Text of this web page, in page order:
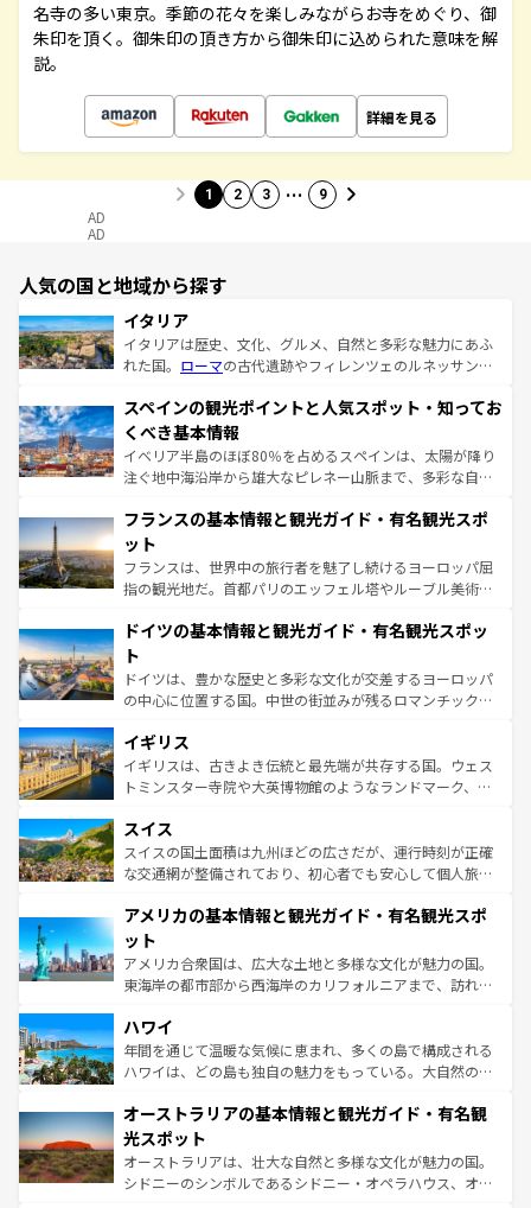
名寺の多い東京。季節の花々を楽しみながらお寺をめぐり、御
朱印を頂く。御朱印の頂き方から御朱印に込められた意味を解
説。
詳細を見る
1 2 3 … 9
AD
AD
人気の国と地域から探す
イタリア
イタリアは歴史、文化、グルメ、自然と多彩な魅力にあふ
れた国。 ローマの古代遺跡やフィレンツェのルネッサンス
ろん、トスカーナの美しい田園風景やアマルフィ海岸の絶
景など、自然景観も見逃せない。観光の合間には、本場の
ピザやパスタなど、絶品のイタリア料理を堪能することも
できる。朝目覚めてから夜眠るまで、すべての瞬間を楽し
なお、新着のイタリア情報はコンテンツ一覧を参照してほ
しい。
スペインの観光ポイントと人気スポット・知ってお
くべき基本情報
イベリア半島のほぼ80％を占めるスペインは、太陽が降り
注ぐ地中海沿岸から雄大なピレネー山脈まで、多彩な自然
文化が根付くこの国では、情熱的なフラメンコ、熱気あふ
れる闘牛、そして美味しいタパスが生活の一部となってい
る。首都マドリードの洗練された雰囲気や、バルセロナの
アートに溢れた街角から、地方では古代ローマ遺跡や中世
せる。地方によって風土や気候が異なるスペインはその個
ンテンツ一覧 を参照してほしい。
フランスの基本情報と観光ガイド・有名観光スポ
ット
フランスは、世界中の旅行者を魅了し続けるヨーロッパ屈
指の観光地だ。首都パリのエッフェル塔やルーブル美術館
で、幅広い魅力が詰まっている。華麗な宮殿、歴史的な大
聖堂、美しいビーチ、そして豊かな自然が、訪れる者を心
から魅了する。また、フランスは美食の国としても知ら
れ、フランス料理はユネスコ無形文化遺産にも登録されて
香り高いラベンダー畑など、多彩な楽しみ方が可能だ。さ
らに、パリ以外の地域にも魅力が溢れており、どの街角に
も豊かな歴史と文化が息づいている。パリ以外の個性あふ
を参照してほしい。
ドイツの基本情報と観光ガイド・有名観光スポッ
ト
ドイツは、豊かな歴史と多彩な文化が交差するヨーロッパ
の中心に位置する国。中世の街並みが残るロマンチック街
顔を持つこの国は、どこを歩いても飽きることがない。ベ
ルリンの文化的活気、バイエルン州のアルプスの絶景、そ
してライン川沿いのワイン畑といった風景は必見。ビール
は、お酒好きな人にはぜひ体験してほしい。 なお、新着の
ドイツ情報はコンテンツ一覧を参照してほしい。
イギリス
イギリスは、古きよき伝統と最先端が共存する国。ウェス
トミンスター寺院や大英博物館のようなランドマーク、歴
リアごとに異なる魅力がある。また、優雅なアフタヌーン
ティー、ビール好きにはたまらない英国パブ、サッカー観
戦など、本場だからこそできる体験も豊富。イギリスを旅
ンツ一覧を参照してほしい。
スイス
スイスの国土面積は九州ほどの広さだが、運行時刻が正確
な交通網が整備されており、初心者でも安心して個人旅行
の建物がそのまま残る町や、スイスならではのユニークな
博物館もあり、アルプス観光だけでなく町歩きも満喫する
ことができる。国民の所得が高いため物価も高いが、旅行
者向けの交通パス提供のサービスもあり、うまく活用すれ
着のスイス情報は
アメリカの基本情報と観光ガイド・有名観光スポ
ット
アメリカ合衆国は、広大な土地と多様な文化が魅力の国。
東海岸の都市部から西海岸のカリフォルニアまで、訪れる
のような巨大都市は、観光、ショッピング、エンターテイ
ンメントが詰まった刺激的なスポットだ。一方、アメリカ
西部には大自然が広がり、グランドキャニオンやイエロー
部のニューオーリンズでは、音楽と美食が融合した独特の
文化が魅力。旅行者はアメリカの各地域で異なる魅力を楽
しみながら、その多様性と豊かな歴史を感じることができ
るだろう。車でのロードトリップや列車の旅も、アメリカ
ハワイ
年間を通じて温暖な気候に恵まれ、多くの島で構成される
ハワイは、どの島も独自の魅力をもっている。大自然の神
ワイ島は見逃せない。また、定番の観光地といえばオアフ
島だが、静かな自然を求めるならマウイ島やカウアイ島が
おすすめ。エメラルドグリーンに輝く海をはじめ、豊かな
文化や歴史が息づいている。「アロハスピリット」と呼ば
オーストラリアの基本情報と観光ガイド・有名観
光スポット
オーストラリアは、壮大な自然と多様な文化が魅力の国。
シドニーのシンボルであるシドニー・オペラハウス、オー